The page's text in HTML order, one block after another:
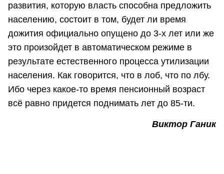
развития, которую власть способна предложить
населению, состоит в том, будет ли время
дожития официально опущено до 3-х лет или же
это произойдет в автоматическом режиме в
результате естественного процесса утилизации
населения. Как говорится, что в лоб, что по лбу.
Ибо через какое-то время пенсионный возраст
всё равно придется поднимать лет до 85-ти.
Виктор Ганик